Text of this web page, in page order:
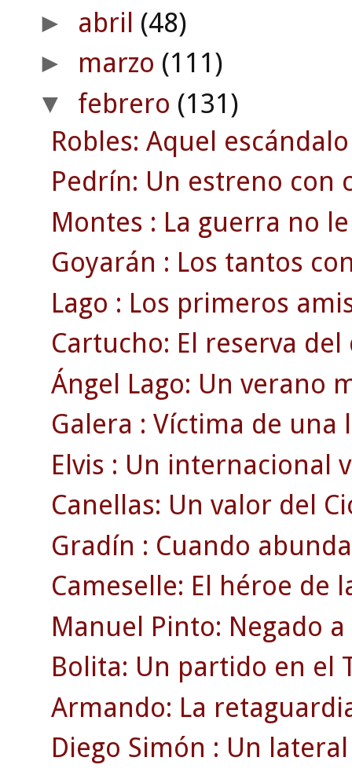
► abril (48)
► marzo (111)
▼ febrero (131)
Robles: Aquel
Pedrín: Un estreno con
Montes : La guerra no
Goyarán : Los tantos
Lago : Los primeros
Cartucho: El reserva
Ángel Lago: Un verano
Galera : Víctima de
Elvis : Un internacional
Canellas: Un valor del
Gradín : Cuando
Cameselle: El héroe de
Manuel Pinto: Negado
Bolita: Un partido en el
Armando: La
Diego Simón : Un